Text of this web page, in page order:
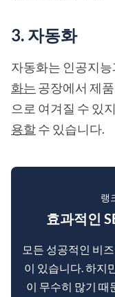
3. 자동화
자동화는 인공지
화는 공장에서 제
으로 여겨질 수 있
용할수 있습니다.
랭
효과적인
모든 성공적인 비
이 있습니다. 하지
이 무수히 많기 때